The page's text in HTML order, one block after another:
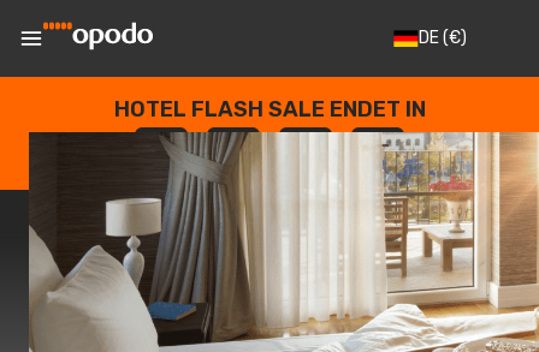
DE(€)
HOTEL FLASH SALE ENDET IN
--
TAGE
: --
STUNDEN
: --
SEKUNDEN